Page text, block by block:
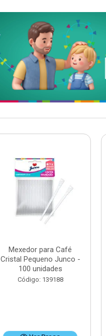
Mexedor para Café
Cristal Pequeno Junco -
100 unidades
Código: 139188